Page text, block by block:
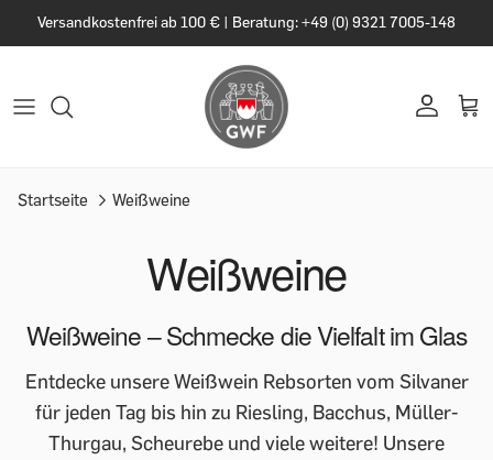
Versandkostenfrei ab 100 € | Beratung: +49 (0) 9321 7005-148
Startseite Weißweine
Weißweine
Weißweine – Schmecke die Vielfalt im Glas
Entdecke unsere Weißwein Rebsorten vom Silvaner
für jeden Tag bis hin zu Riesling, Bacchus, Müller-
Thurgau, Scheurebe und viele weitere! Unsere